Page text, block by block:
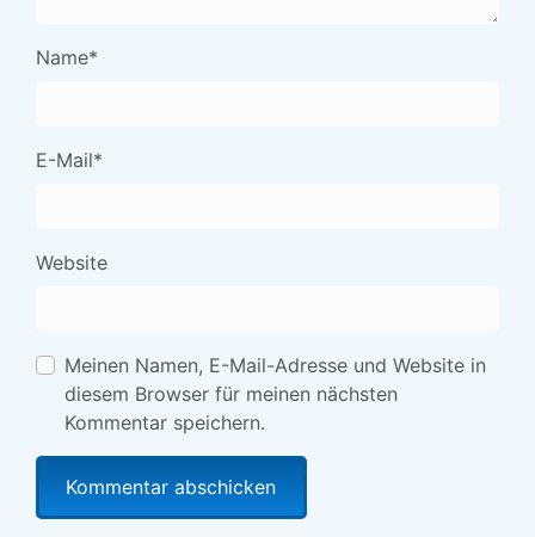
Name*
E-Mail*
Website
Meinen Namen, E-Mail-Adresse und Website in
diesem Browser für meinen nächsten
Kommentar speichern.